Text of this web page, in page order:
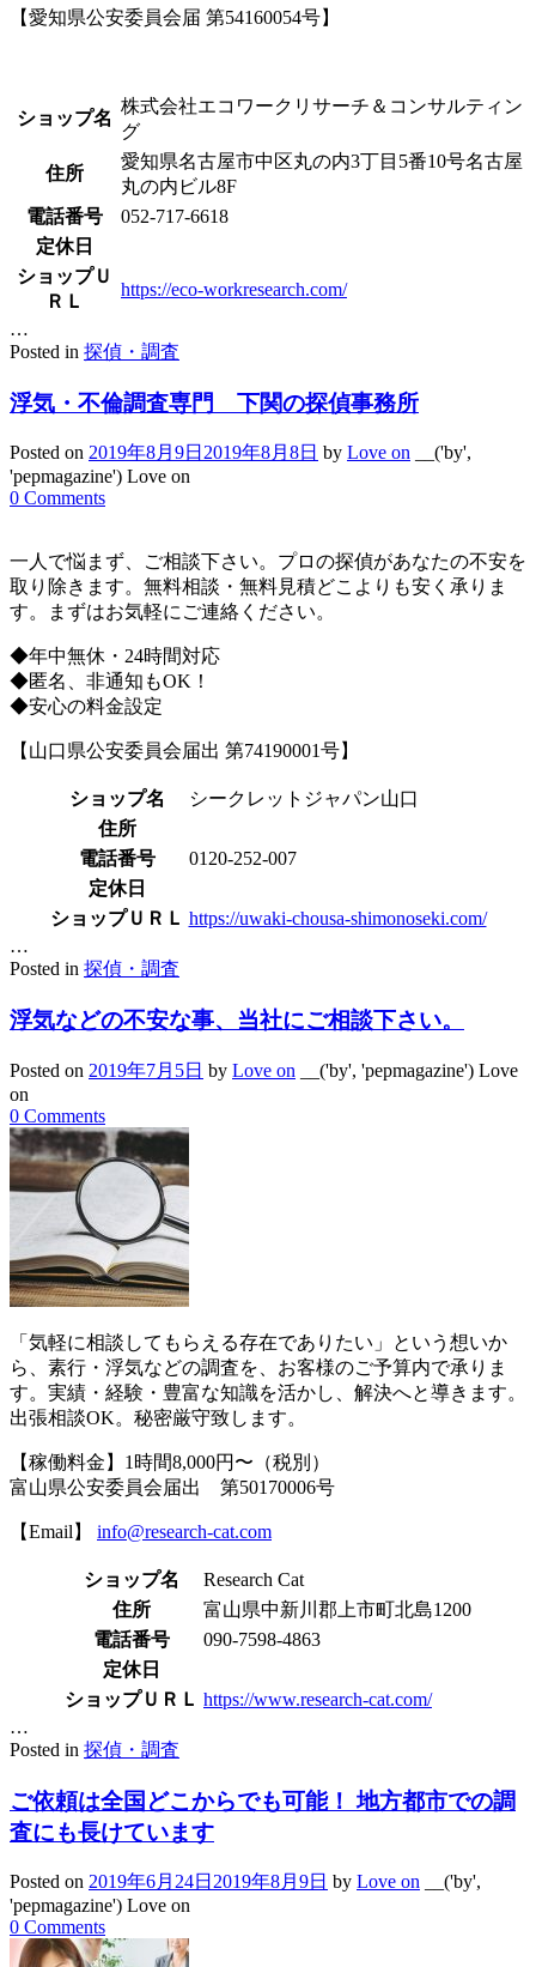
【愛知県公安委員会届 第54160054号】
ショップ名
株式会社エコワークリサーチ＆コンサルティン
グ
住所
愛知県名古屋市中区丸の内3丁目5番10号名古屋
丸の内ビル8F
電話番号
052-717-6618
定休日
ショップＵ
ＲＬ
https://eco-workresearch.com/
…
Posted in 探偵・調査
浮気・不倫調査専門 下関の探偵事務所
Posted on 2019年8月9日 2019年8月8日 by Love on __('by',
'pepmagazine') Love on
0 Comments
一人で悩まず、ご相談下さい。プロの探偵があなたの不安を
取り除きます。無料相談・無料見積どこよりも安く承りま
す。まずはお気軽にご連絡ください。
◆年中無休・24時間対応
◆匿名、非通知もOK！
◆安心の料金設定
【山口県公安委員会届出 第74190001号】
ショップ名
シークレットジャパン山口
住所
電話番号
0120-252-007
定休日
ショップＵＲＬ https://uwaki-chousa-shimonoseki.com/
…
Posted in 探偵・調査
浮気などの不安な事、当社にご相談下さい。
Posted on 2019年7月5日 by Love on __('by', 'pepmagazine') Love
on
0 Comments
「気軽に相談してもらえる存在でありたい」という想いか
ら、素行・浮気などの調査を、お客様のご予算内で承りま
す。実績・経験・豊富な知識を活かし、解決へと導きます。
出張相談OK。秘密厳守致します。
【稼働料金】1時間8,000円〜（税別）
富山県公安委員会届出 第50170006号
【Email】 info@research-cat.com
ショップ名
Research Cat
住所
富山県中新川郡上市町北島1200
電話番号
090-7598-4863
定休日
ショップＵＲＬ https://www.research-cat.com/
…
Posted in 探偵・調査
ご依頼は全国どこからでも可能！ 地方都市での調
査にも長けています
Posted on 2019年6月24日 2019年8月9日 by Love on __('by',
'pepmagazine') Love on
0 Comments